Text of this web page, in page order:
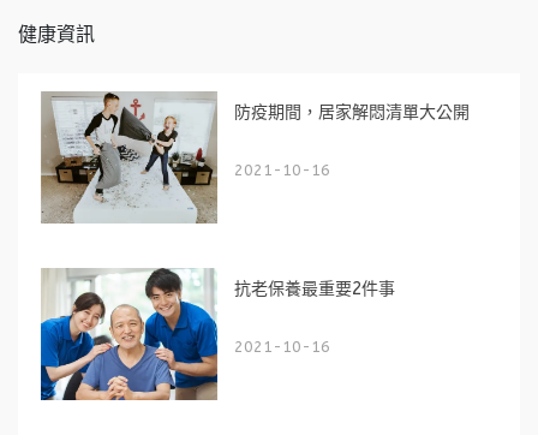
健康資訊
防疫期間，居家解悶清單大公開
2021-10-16
抗老保養最重要2件事
2021-10-16